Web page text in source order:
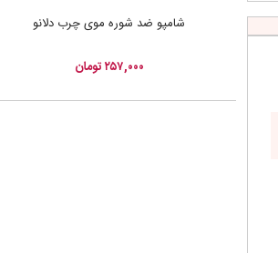
شامپو ضد شوره موی چرب دلانو
۲۵۷,۰۰۰ تومان